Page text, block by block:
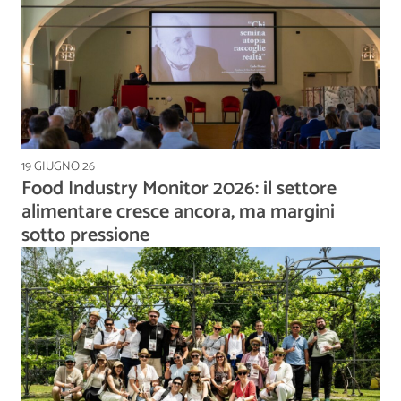
19 GIUGNO 26
Food Industry Monitor 2026: il settore
alimentare cresce ancora, ma margini
sotto pressione